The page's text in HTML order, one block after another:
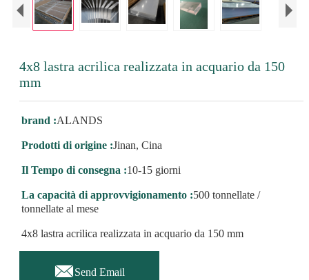
4x8 lastra acrilica realizzata in acquario da 150
mm
brand :ALANDS
Prodotti di origine :Jinan, Cina
Il Tempo di consegna :10-15 giorni
La capacità di approvvigionamento :500 tonnellate /
tonnellate al mese
4x8 lastra acrilica realizzata in acquario da 150 mm
Send Email